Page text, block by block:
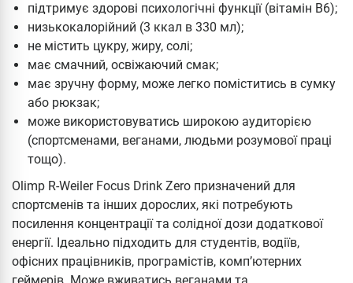
підтримує здорові психологічні функції (вітамін В6);
низькокалорійний (3 ккал в 330 мл);
не містить цукру, жиру, солі;
має смачний, освіжаючий смак;
має зручну форму, може легко поміститись в сумку
або рюкзак;
може використовуватись широкою аудиторією
(спортсменами, веганами, людьми розумової праці
тощо).
Olimp R-Weiler Focus Drink Zero призначений для
спортсменів та інших дорослих, які потребують
посилення концентрації та солідної дози додаткової
енергії. Ідеально підходить для студентів, водіїв,
офісних працівників, програмістів, комп’ютерних